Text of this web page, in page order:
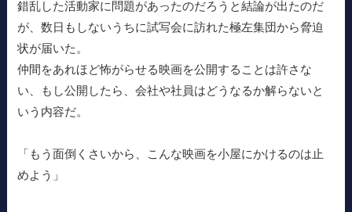
錯乱した活動家に問題があったのだろうと結論が出たのだ
が、数日もしないうちに試写会に訪れた極左集団から脅迫
状が届いた。
仲間をあれほど怖がらせる映画を公開することは許さな
い、もし公開したら、会社や社員はどうなるか解らないと
いう内容だ。
「もう面倒くさいから、こんな映画を小屋にかけるのは止
めよう」